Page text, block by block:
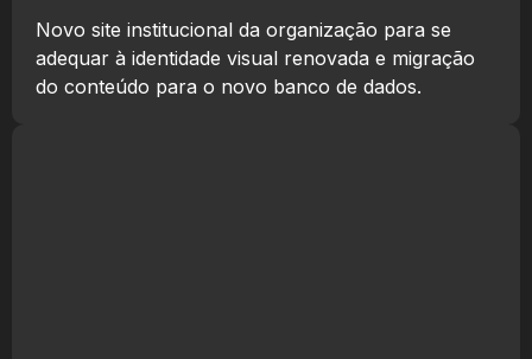
Novo site institucional da organização para se
adequar à identidade visual renovada e migração
do conteúdo para o novo banco de dados.